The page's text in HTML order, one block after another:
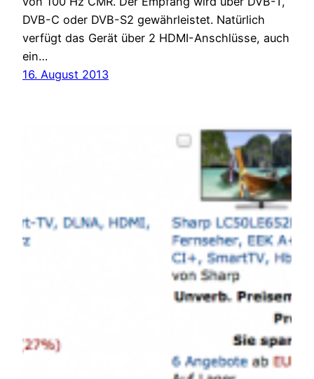
DVB-C oder DVB-S2 gewährleistet. Natürlich
verfügt das Gerät über 2 HDMI-Anschlüsse, auch
ein…
16. August 2013